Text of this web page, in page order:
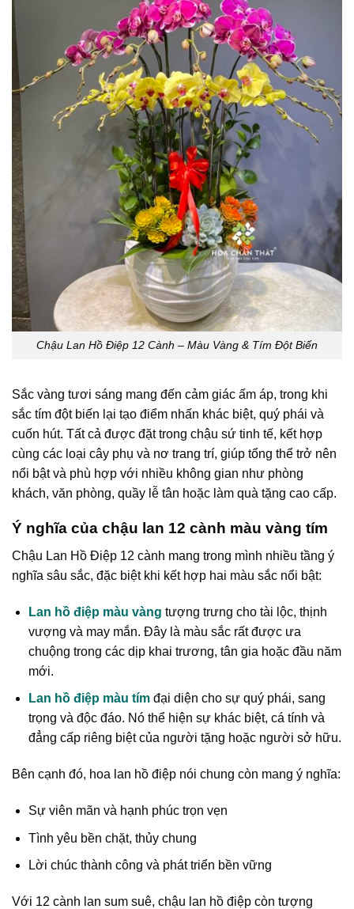
Chậu Lan Hồ Điệp 12 Cành – Màu Vàng & Tím Đột Biến
Sắc vàng tươi sáng mang đến cảm giác ấm áp, trong khi
sắc tím đột biến lại tạo điểm nhấn khác biệt, quý phái và
cuốn hút. Tất cả được đặt trong chậu sứ tinh tế, kết hợp
cùng các loại cây phụ và nơ trang trí, giúp tổng thể trở nên
nổi bật và phù hợp với nhiều không gian như phòng
khách, văn phòng, quầy lễ tân hoặc làm quà tặng cao cấp.
Ý nghĩa của chậu lan 12 cành màu vàng tím
Chậu Lan Hồ Điệp 12 cành mang trong mình nhiều tầng ý
nghĩa sâu sắc, đặc biệt khi kết hợp hai màu sắc nổi bật:
Lan hồ điệp màu vàng tượng trưng cho tài lộc, thịnh
vượng và may mắn. Đây là màu sắc rất được ưa
chuộng trong các dịp khai trương, tân gia hoặc đầu năm
mới.
Lan hồ điệp màu tímđại diện cho sự quý phái, sang
trọng và độc đáo. Nó thể hiện sự khác biệt, cá tính và
đẳng cấp riêng biệt của người tặng hoặc người sở hữu.
Bên cạnh đó, hoa lan hồ điệp nói chung còn mang ý nghĩa:
Sự viên mãn và hạnh phúc trọn vẹn
Tình yêu bền chặt, thủy chung
Lời chúc thành công và phát triển bền vững
Với 12 cành lan sum suê, chậu lan hồ điệp còn tượng